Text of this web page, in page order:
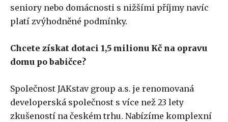
seniory nebo domácnosti s nižšími příjmy navíc
platí zvýhodněné podmínky.
Chcete získat dotaci 1,5 milionu Kč na opravu
domu po babičce?
Společnost JAKstav group a.s. je renomovaná
developerská společnost s více než 23 lety
zkušeností na českém trhu. Nabízíme komplexní